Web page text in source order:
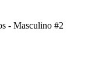
- Masculino #2